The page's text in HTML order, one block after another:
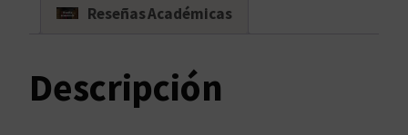
p
r
Reseñas Académicas
Descripción